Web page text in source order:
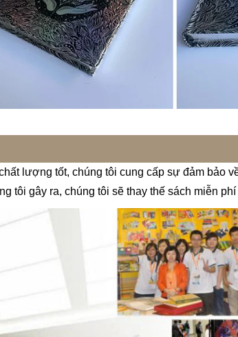
lượng tốt, chúng tôi cung cấp sự đảm bảo
tôi gây ra, chúng tôi sẽ thay thế sách miễn